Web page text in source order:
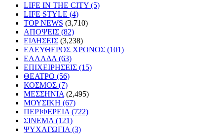
LIFE IN THE CITY (5)
LIFE STYLE (4)
TOP NEWS (3,710)
ΑΠΟΨΕΙΣ (82)
ΕΙΔΗΣΕΙΣ (3,238)
ΕΛΕΥΘΕΡΟΣ ΧΡΟΝΟΣ (101)
ΕΛΛΑΔΑ (63)
ΕΠΙΧΕΙΡΗΣΕΙΣ (15)
ΘΕΑΤΡΟ (56)
ΚΟΣΜΟΣ (7)
ΜΕΣΣΗΝΙΑ (2,495)
ΜΟΥΣΙΚΗ (67)
ΠΕΡΙΦΕΡΕΙΑ (722)
ΣΙΝΕΜΑ (121)
ΨΥΧΑΓΩΓΙΑ (3)